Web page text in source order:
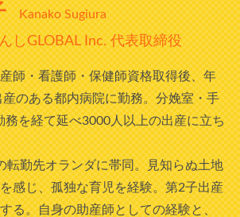
Kanako Sugiura
しGLOBAL Inc. 代表取締役
師・看護師・保健師資格取得後、年
のある都内病院に勤務。分娩室・手
務を経て延べ3000人以上の出産に立ち
転勤先オランダに帯同。見知らぬ土地
感じ、孤独な育児を経験。第2子出産
る。自身の助産師としての経験と、